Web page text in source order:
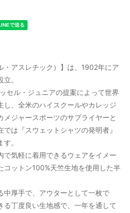
・アスレチック）】は、1902年にア
。
セル・ジュニアの提案によって世界
し、全米のハイスクールやカレッジ
ジャースポーツのサプライヤーと
は『スウェットシャツの発明者』
。
で気軽に着用できるウェアをイメー
コットン100%天竺生地を使用した半
中厚手で、アウターとして一枚で
る丁度良い生地感で、一年を通して